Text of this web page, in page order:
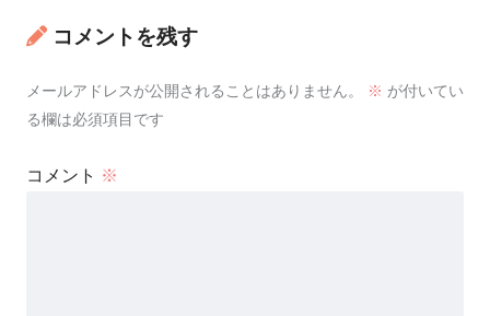
コメントを残す
メールアドレスが公開されることはありません。 ※ が付いてい
る欄は必須項目です
コメント ※